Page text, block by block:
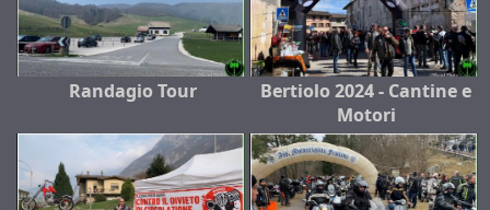
Randagio Tour
Bertiolo 2024 - Cantine e
Motori